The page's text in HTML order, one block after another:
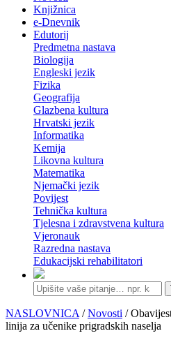
Knjižnica
e-Dnevnik
Edutorij
Predmetna nastava
Biologija
Engleski jezik
Fizika
Geografija
Glazbena kultura
Hrvatski jezik
Informatika
Kemija
Likovna kultura
Matematika
Njemački jezik
Povijest
Tehnička kultura
Tjelesna i zdravstvena kultura
Vjeronauk
Razredna nastava
Edukacijski rehabilitatori
NASLOVNICA /Novosti /
linija za učenike prigradskih naselja